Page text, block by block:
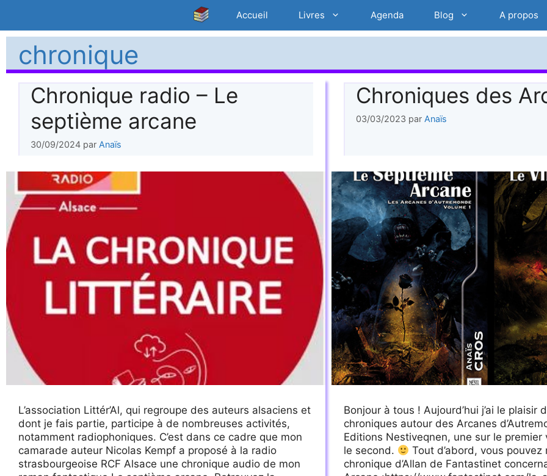
contenu
Accueil Livres Agenda Blog A propos
chronique
Chronique radio – Le
septième arcane
30/09/2024 par Anaïs
L’association Littér’Al, qui regroupe des auteurs alsaciens et
dont je fais partie, participe à de nombreuses activités,
notamment radiophoniques. C’est dans ce cadre que mon
camarade auteur Nicolas Kempf a proposé à la radio
strasbourgeoise RCF Alsace une chronique audio de mon
Chroniques des
03/03/2023 par Anaïs
Bonjour à tous ! Aujourd’hui j’ai le plaisir
chroniques autour des Arcanes
Editions Nestiveqnen, une sur le premier
le second.
Tout d’abord, vous
chronique d’Allan de Fantastinet